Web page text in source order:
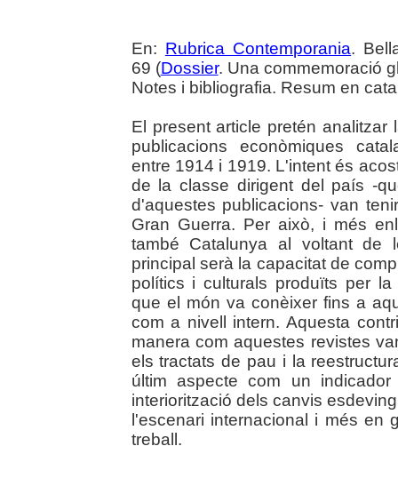
En: Rubrica Contemporania.
69 (Dossier. Una commemoració
Notes i bibliografia. Resum en
El present article pretén
publicacions econòmiques
entre 1914 i 1919. L'intent és
de la classe dirigent del país -
d'aquestes publicacions- van
Gran Guerra. Per això, i més
també Catalunya al voltant de
principal serà la capacitat de
polítics i culturals produïts per
que el món va conèixer fins a
com a nivell intern. Aquesta
manera com aquestes revistes
els tractats de pau i la
últim aspecte com un
interiorització dels canvis
l'escenari internacional i més en
treball.